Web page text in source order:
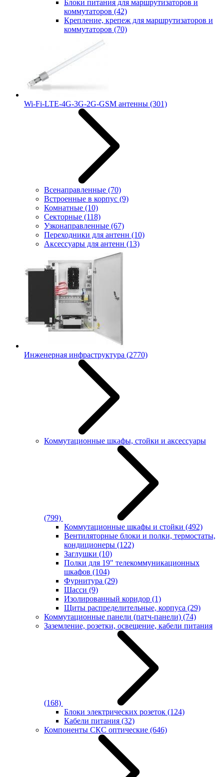
Блоки питания для маршрутизаторов и
коммутаторов (42)
Крепление, крепеж для маршрутизаторов и
коммутаторов (70)
Wi-Fi-LTE-4G-3G-2G-GSM антенны (301)
Всенаправленные (70)
Встроенные в корпус (9)
Комнатные (10)
Секторные (118)
Узконаправленные (67)
Переходники для антенн (10)
Аксессуары для антенн (13)
Инженерная инфраструктура (2770)
Коммутационные шкафы, стойки и аксессуары
(799)
Коммутационные шкафы и стойки (492)
Вентиляторные блоки и полки, термостаты,
кондиционеры (122)
Заглушки (10)
Полки для 19" телекоммуникационных
шкафов (104)
Фурнитура (29)
Шасси (9)
Изолированный коридор (1)
Щиты распределительные, корпуса (29)
Коммутационные панели (патч-панели) (74)
Заземление, розетки, освещение, кабели питания
(168)
Блоки электрических розеток (124)
Кабели питания (32)
Компоненты СКС оптические (646)